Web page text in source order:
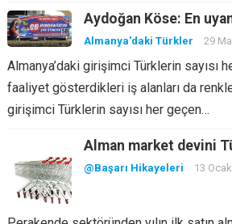
Aydoğan Köse: En
Almanya'daki Türkler 29
Almanya’daki girişimci Türklerin sayısı
faaliyet gösterdikleri iş alanları da
girişimci Türklerin sayısı her geçen…
Alman market devini
@Başarı Hikayeleri 13